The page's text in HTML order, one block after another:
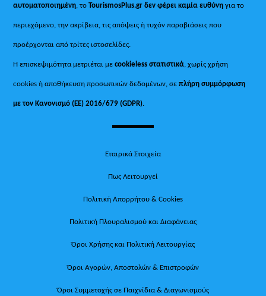
αυτοματοποιημένη, τοTourismosPlus.gr δεν φέρει καμία ευθύνη για το
περιεχόμενο, την ακρίβεια, τις απόψεις ή τυχόν παραβιάσεις που
προέρχονται από τρίτες ιστοσελίδες.
Η επισκεψιμότητα μετριέται μεcookieless στατιστικά, χωρίς χρήση
cookies ή αποθήκευση προσωπικών δεδομένων, σεπλήρη συμμόρφωση
με τον Κανονισμό (ΕΕ) 2016/679 (GDPR).
Εταιρικά Στοιχεία
Πως Λειτουργεί
Πολιτική Απορρήτου & Cookies
Πολιτική Πλουραλισμού και Διαφάνειας
Όροι Χρήσης και Πολιτική Λειτουργίας
Όροι Αγορών, Αποστολών & Επιστροφών
Όροι Συμμετοχής σε Παιχνίδια & Διαγωνισμούς